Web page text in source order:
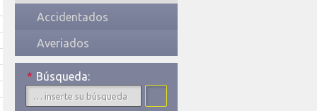
Accidentados
Averiados
Búsqueda:
*